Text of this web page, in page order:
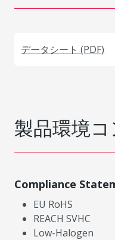
データシート (PDF)
製品環境
Compliance
EU RoHS
REACH SVHC
Low-Halogen